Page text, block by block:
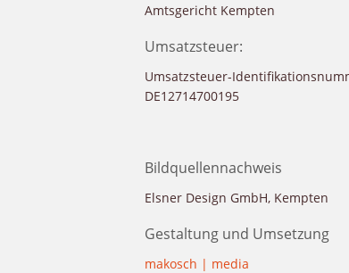
Amtsgericht Kempten
Umsatzsteuer:
Umsatzsteuer-
DE12714700195
Bildquellennachweis
Elsner Design GmbH, Kempten
Gestaltung und Umsetzung
makosch | media